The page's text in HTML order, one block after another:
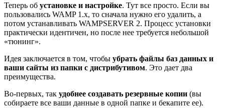
Теперь об установке и настройке. Тут все просто. Если вы
пользовались WAMP 1.x, то сначала нужно его удалить, а
потом устанавливать WAMPSERVER 2. Процесс установки
практически идентичен, но после нее требуется небольшой
«тюнинг».
Идея заключается в том, чтобы убрать файлы баз данных и
ваши сайты из папки с дистрибутивом. Это дает два
преимущества.
Во-первых, так удобнее создавать резервные копии (вы
собираете все ваши данные в одной папке и бекапите ее).